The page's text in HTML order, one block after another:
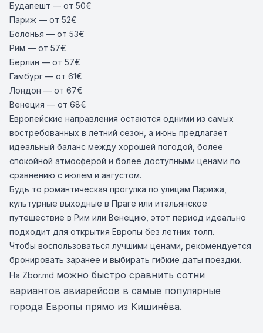
Будапешт — от 50€
Париж — от 52€
Болонья — от 53€
Рим — от 57€
Берлин — от 57€
Гамбург — от 61€
Лондон — от 67€
Венеция — от 68€
Европейские направления остаются одними из самых
востребованных в летний сезон, а июнь предлагает
идеальный баланс между хорошей погодой, более
спокойной атмосферой и более доступными ценами по
сравнению с июлем и августом.
Будь то романтическая прогулка по улицам Парижа,
культурные выходные в Праге или итальянское
путешествие в Рим или Венецию, этот период идеально
подходит для открытия Европы без летних толп.
Чтобы воспользоваться лучшими ценами, рекомендуется
бронировать заранее и выбирать гибкие даты поездки.
На Zbor.md можно быстро сравнить сотни
вариантов авиарейсов в самые популярные
города Европы прямо из Кишинёва.